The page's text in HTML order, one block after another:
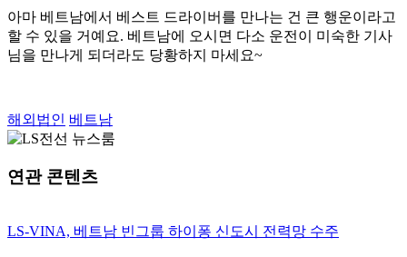
아마 베트남에서 베스트 드라이버를 만나는 건 큰 행운이라고
할 수 있을 거예요. 베트남에 오시면 다소 운전이 미숙한 기사
님을 만나게 되더라도 당황하지 마세요~
해외법인 베트남
연관 콘텐츠
LS-VINA, 베트남 빈그룹 하이퐁 신도시 전력망 수주